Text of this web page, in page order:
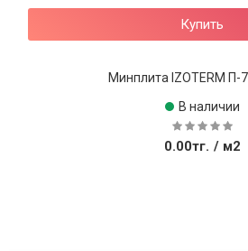
Купить
Минплита IZOTERM П-
В наличии
0.00тг. / м2